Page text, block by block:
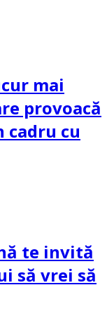
mai
provoacă
cadru cu
te invită
să vrei să